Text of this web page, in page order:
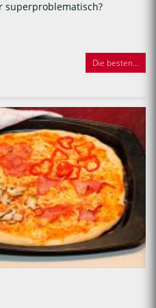
superproblematisch?
Die besten...